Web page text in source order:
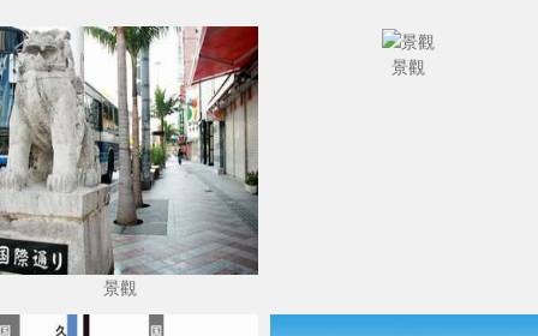
景觀
景觀